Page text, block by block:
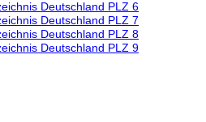
Deutschland PLZ 6
Deutschland PLZ 7
Deutschland PLZ 8
Deutschland PLZ 9